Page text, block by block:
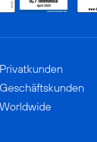
Privatkunden
Geschäftskunden
Worldwide